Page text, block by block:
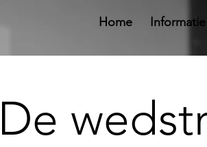
Home Informatie
De